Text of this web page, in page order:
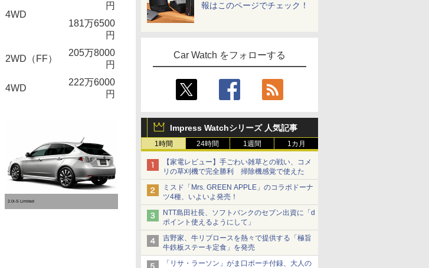
報はこのページでチェック！
Car Watch をフォローする
Impress Watchシリーズ 人気記事
1時間 24時間 1週間 1カ月
【家電レビュー】手ごわい雑草との戦い、コメ
リの草刈機で完全勝利 掃除機感覚で使えた
ミスド「Mrs. GREEN APPLE」のコラボドーナ
ツ4種、いよいよ発売！
NTT島田社長、ソフトバンクのセブン出資に「d
ポイント使えるようにして」
吉野家、牛リブロースを熱々で提供する「極旨
牛鉄板ステーキ定食」を発売
「リサ・ラーソン」がま口ポーチ付録、大人の
4WD
円
181万6500
円
2WD（FF）
205万8000
円
4WD
222万6000
円
2.0i-S Limited